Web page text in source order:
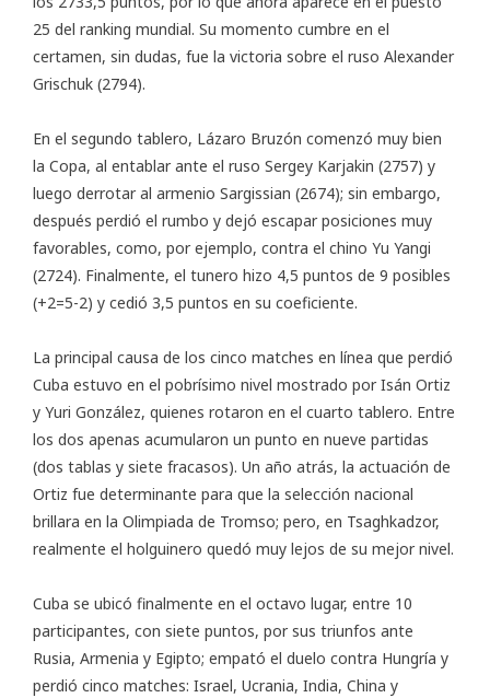
25 del ranking mundial. Su momento cumbre en el
certamen, sin dudas, fue la victoria sobre el ruso Alexander
Grischuk (2794).
En el segundo tablero, Lázaro Bruzón comenzó muy bien
la Copa, al entablar ante el ruso Sergey Karjakin (2757) y
luego derrotar al armenio Sargissian (2674); sin embargo,
después perdió el rumbo y dejó escapar posiciones muy
favorables, como, por ejemplo, contra el chino Yu Yangi
(2724). Finalmente, el tunero hizo 4,5 puntos de 9 posibles
(+2=5-2) y cedió 3,5 puntos en su coeficiente.
La principal causa de los cinco matches en línea que perdió
Cuba estuvo en el pobrísimo nivel mostrado por Isán Ortiz
y Yuri González, quienes rotaron en el cuarto tablero. Entre
los dos apenas acumularon un punto en nueve partidas
(dos tablas y siete fracasos). Un año atrás, la actuación de
Ortiz fue determinante para que la selección nacional
brillara en la Olimpiada de Tromso; pero, en Tsaghkadzor,
realmente el holguinero quedó muy lejos de su mejor nivel.
Cuba se ubicó finalmente en el octavo lugar, entre 10
participantes, con siete puntos, por sus triunfos ante
Rusia, Armenia y Egipto; empató el duelo contra Hungría y
perdió cinco matches: Israel, Ucrania, India, China y